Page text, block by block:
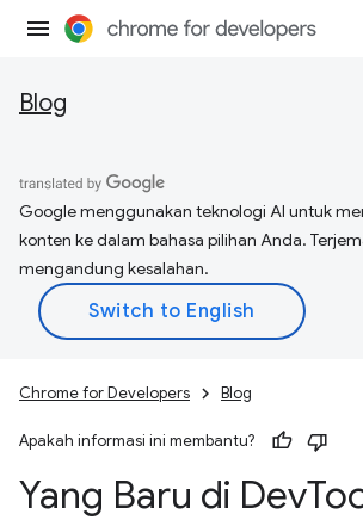
Blog
Google menggunakan teknologi AI untuk
konten ke dalam bahasa pilihan Anda.
mengandung kesalahan.
Chrome for Developers Blog
Apakah informasi ini membantu?
Yang Baru di Dev